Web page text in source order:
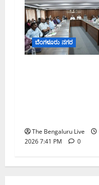
ಬೆಂಗಳೂರು ನಗರ
The Bengaluru Live
2026 7:41 PM
0